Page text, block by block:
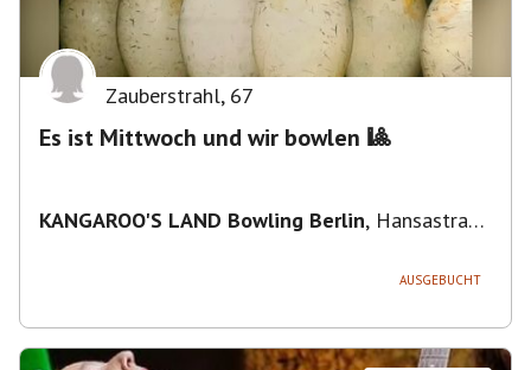
Zauberstrahl, 67
Es ist Mittwoch und wir bowlen 🎱
KANGAROO'S LAND Bowling Berlin, Hansastraße
AUSGEBUCHT